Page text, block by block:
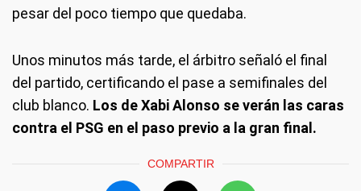
pesar del poco tiempo que quedaba.
Unos minutos más tarde, el árbitro señaló el final
del partido, certificando el pase a semifinales del
club blanco. Los de Xabi Alonso se verán las caras
contra el PSG en el paso previo a la gran final.
COMPARTIR